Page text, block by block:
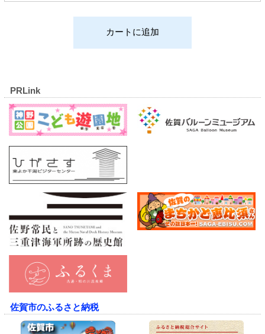
PRLink
佐賀市のふるさと納税